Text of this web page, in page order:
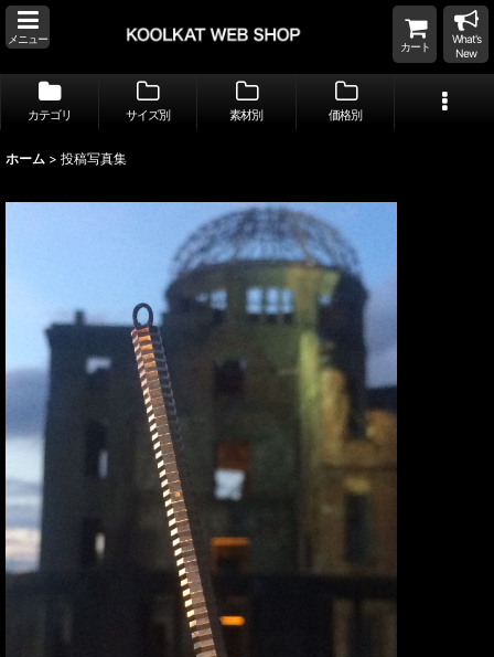
メニュー
カート
What's
New
カテゴリ サイズ別 素材別 価格別
ホーム > 投稿写真集